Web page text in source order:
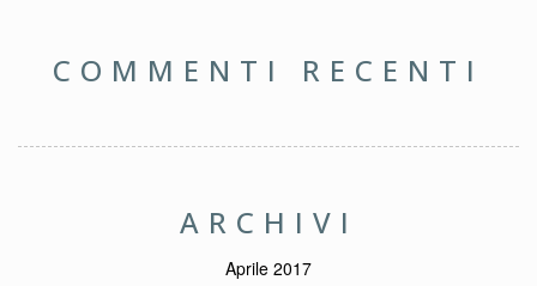
COMMENTI RECENTI
ARCHIVI
Aprile 2017